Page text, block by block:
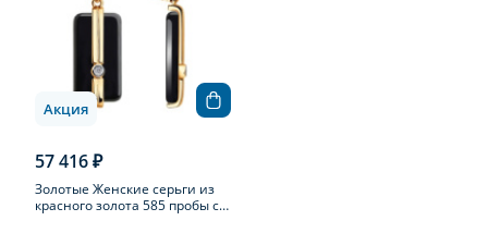
57 416 ₽
Золотые Женские серьги из
красного золота 585 пробы с
Акция